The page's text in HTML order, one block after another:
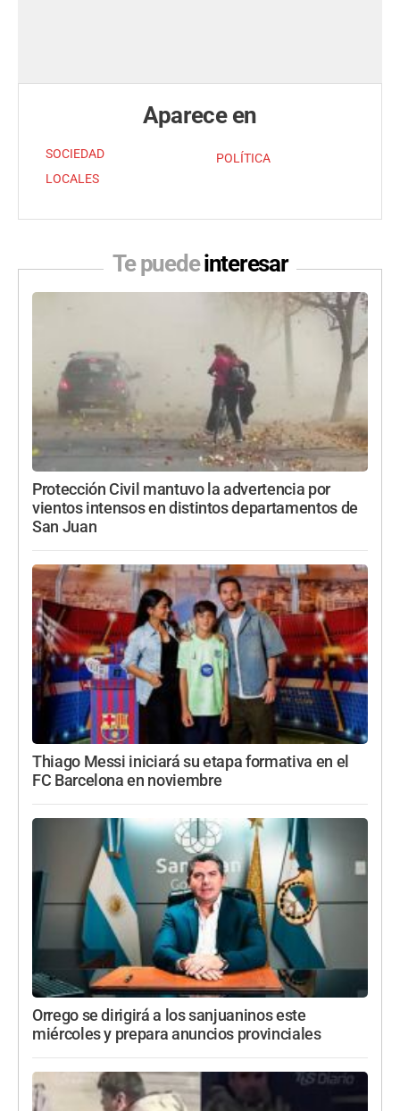
Aparece en
SOCIEDAD
LOCALES
POLÍTICA
Te puedeinteresar
Protección Civil mantuvo la advertencia por
vientos intensos en distintos departamentos de
San Juan
Thiago Messi iniciará su etapa formativa en el
FC Barcelona en noviembre
Orrego se dirigirá a los sanjuaninos este
miércoles y prepara anuncios provinciales